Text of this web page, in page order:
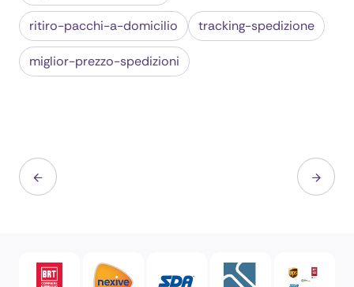
ritiro-pacchi-a-domicilio tracking-spedizione
miglior-prezzo-spedizioni